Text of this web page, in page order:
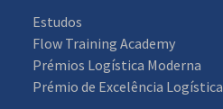
Estudos
Flow Training Academy
Prémios Logística Moderna
Prémio de Excelência Logística